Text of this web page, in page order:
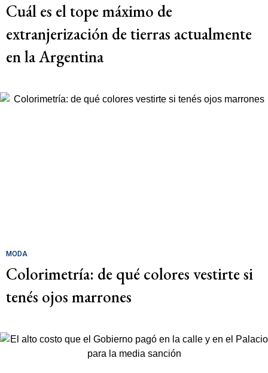
Cuál es el tope máximo de
extranjerización de tierras actualmente
en la Argentina
MODA
Colorimetría: de qué colores vestirte si
tenés ojos marrones